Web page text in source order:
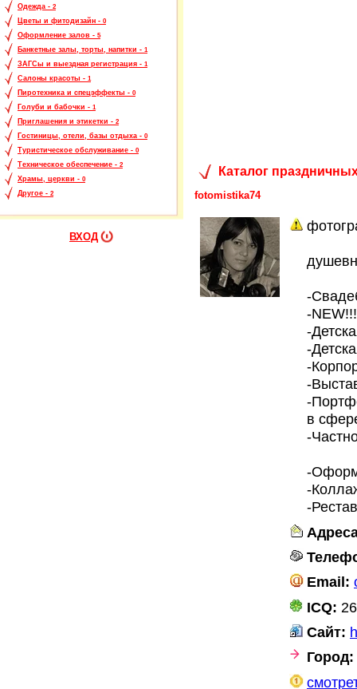
Одежда - 2
Цветы и фитодизайн - 0
Оформление залов - 5
Банкетные залы, торты, напитки - 1
ЗАГСы и выездная регистрация - 1
Салоны красоты - 1
Пиротехника и спецэффекты - 0
Голуби и бабочки - 1
Приглашения и этикетки - 2
Гостиницы, отели, базы отдыха - 0
Туристическое обслуживание - 0
Техническое обеспечение - 2
Храмы, церкви - 0
Другое - 2
ВХОД
Каталог
fotomistika74
-
-
-
-
-
-
-
в
-
-
-
-
Email:
ICQ:
Сайт:
Город: